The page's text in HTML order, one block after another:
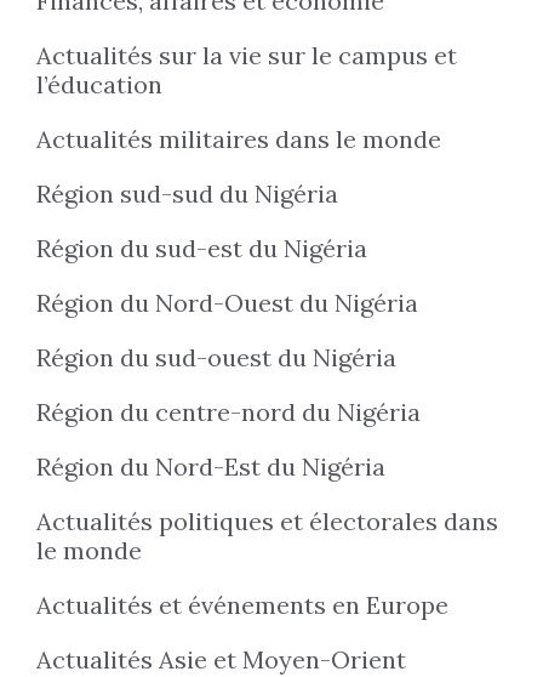
Actualités sur la vie sur le campus et
l’éducation
Actualités militaires dans le monde
Région sud-sud du Nigéria
Région du sud-est du Nigéria
Région du Nord-Ouest du Nigéria
Région du sud-ouest du Nigéria
Région du centre-nord du Nigéria
Région du Nord-Est du Nigéria
Actualités politiques et électorales dans
le monde
Actualités et événements en Europe
Actualités Asie et Moyen-Orient